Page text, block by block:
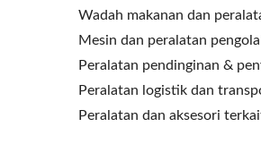
Wadah makanan dan
Mesin dan peralatan
Peralatan pendinginan &
Peralatan logistik dan
Peralatan dan aksesori